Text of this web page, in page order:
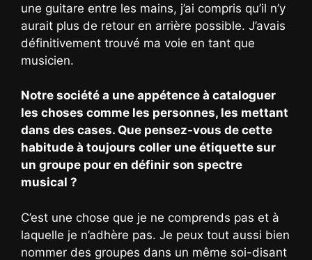
une guitare entre les mains, j’ai compris qu’il n’y
aurait plus de retour en arrière possible. J’avais
définitivement trouvé ma voie en tant que
musicien.
Notre société a une appétence à cataloguer
les choses comme les personnes, les mettant
dans des cases. Que pensez-vous de cette
habitude à toujours coller une étiquette sur
un groupe pour en définir son spectre
musical ?
C’est une chose que je ne comprends pas et à
laquelle je n’adhère pas. Je peux tout aussi bien
nommer des groupes dans un même soi-disant